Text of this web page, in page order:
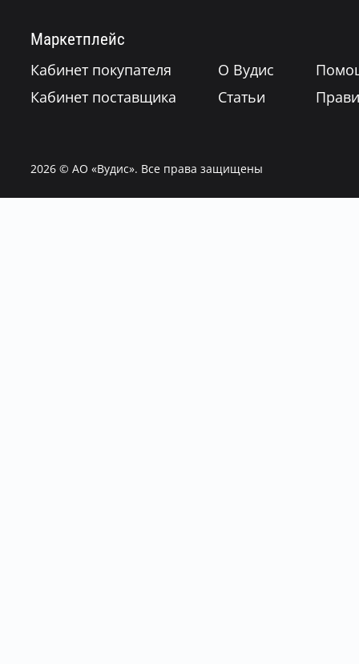
Маркетплейс
Кабинет покупателя
Кабинет поставщика
О Вудис
Статьи
2026© АО «Вудис». Все права защищены